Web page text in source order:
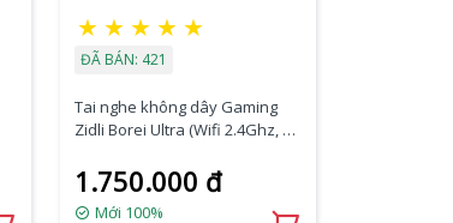
★ ★ ★ ★ ★
ĐÃ BÁN: 421
Tai nghe không dây Gaming
Zidli Borei Ultra (Wifi 2.4Ghz, đế
1.750.000 đ
Mới 100%